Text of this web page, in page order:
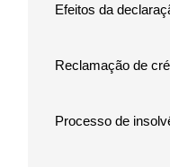
Efeitos da
Reclamação de
Processo de